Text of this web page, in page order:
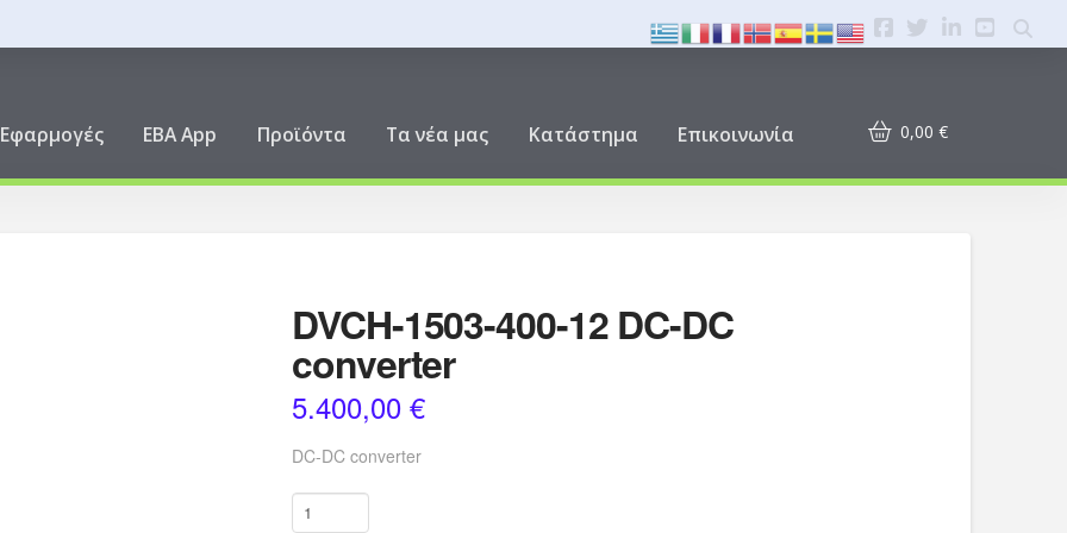
Εφαρμογές EBA App Προϊόντα Τα νέα μας Κατάστημα Επικοινωνία 0,00 €
DVCH-1503-400-12 DC-DC
converter
5.400,00€
DC-DC converter
DVCH-